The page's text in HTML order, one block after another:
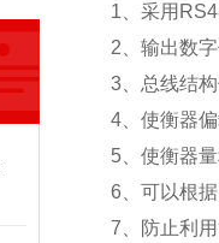
1 、采用
2 、输出数
3 、总线结
4 、使衡器
5 、使衡器
6 、可以根
7 、防止利